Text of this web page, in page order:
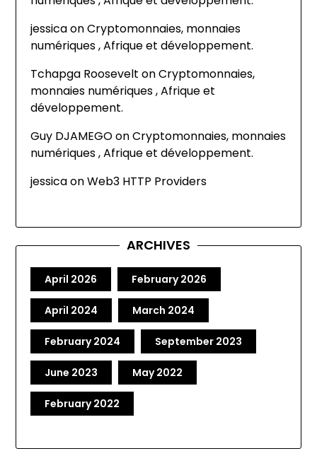
jessicaonCryptomonnaies, monnaies
numériques , Afrique et développement.
Tchapga Roosevelt onCryptomonnaies,
monnaies numériques , Afrique et
développement.
Guy DJAMEGOonCryptomonnaies, monnaies
numériques , Afrique et développement.
jessicaonWeb3 HTTP Providers
ARCHIVES
April 2026 February 2026
April 2024 March 2024
February 2024 September 2023
June 2023 May 2022
February 2022